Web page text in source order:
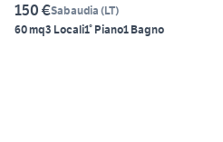
150 €Sabaudia (LT)
60 mq3 Locali1° Piano1 Bagno